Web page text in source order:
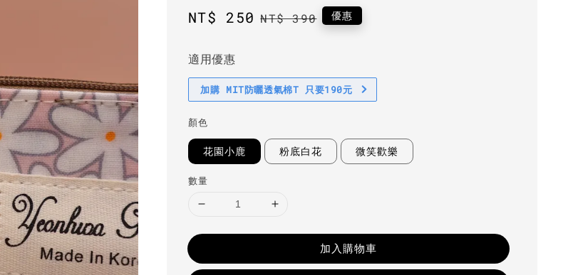
Sale
NT$ 250 Regular
NT$ 390 優惠
適用優惠
加購 MIT防曬透氣棉T 只要190元
顏色
花園小鹿 粉底白花 微笑歡樂
數量
加入購物車